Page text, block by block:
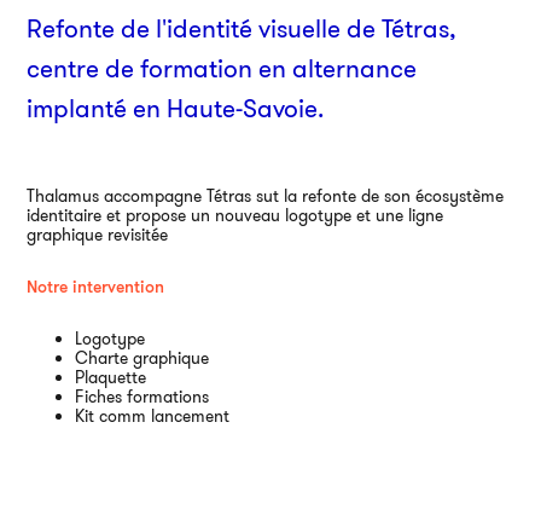
Refonte de l'identité visuelle de Tétras,
centre de formation en alternance
implanté en Haute-Savoie.
Thalamus accompagne Tétras sut la refonte de son écosystème
identitaire et propose un nouveau logotype et une ligne
graphique revisitée
Notre intervention
Logotype
Charte graphique
Plaquette
Fiches formations
Kit comm lancement